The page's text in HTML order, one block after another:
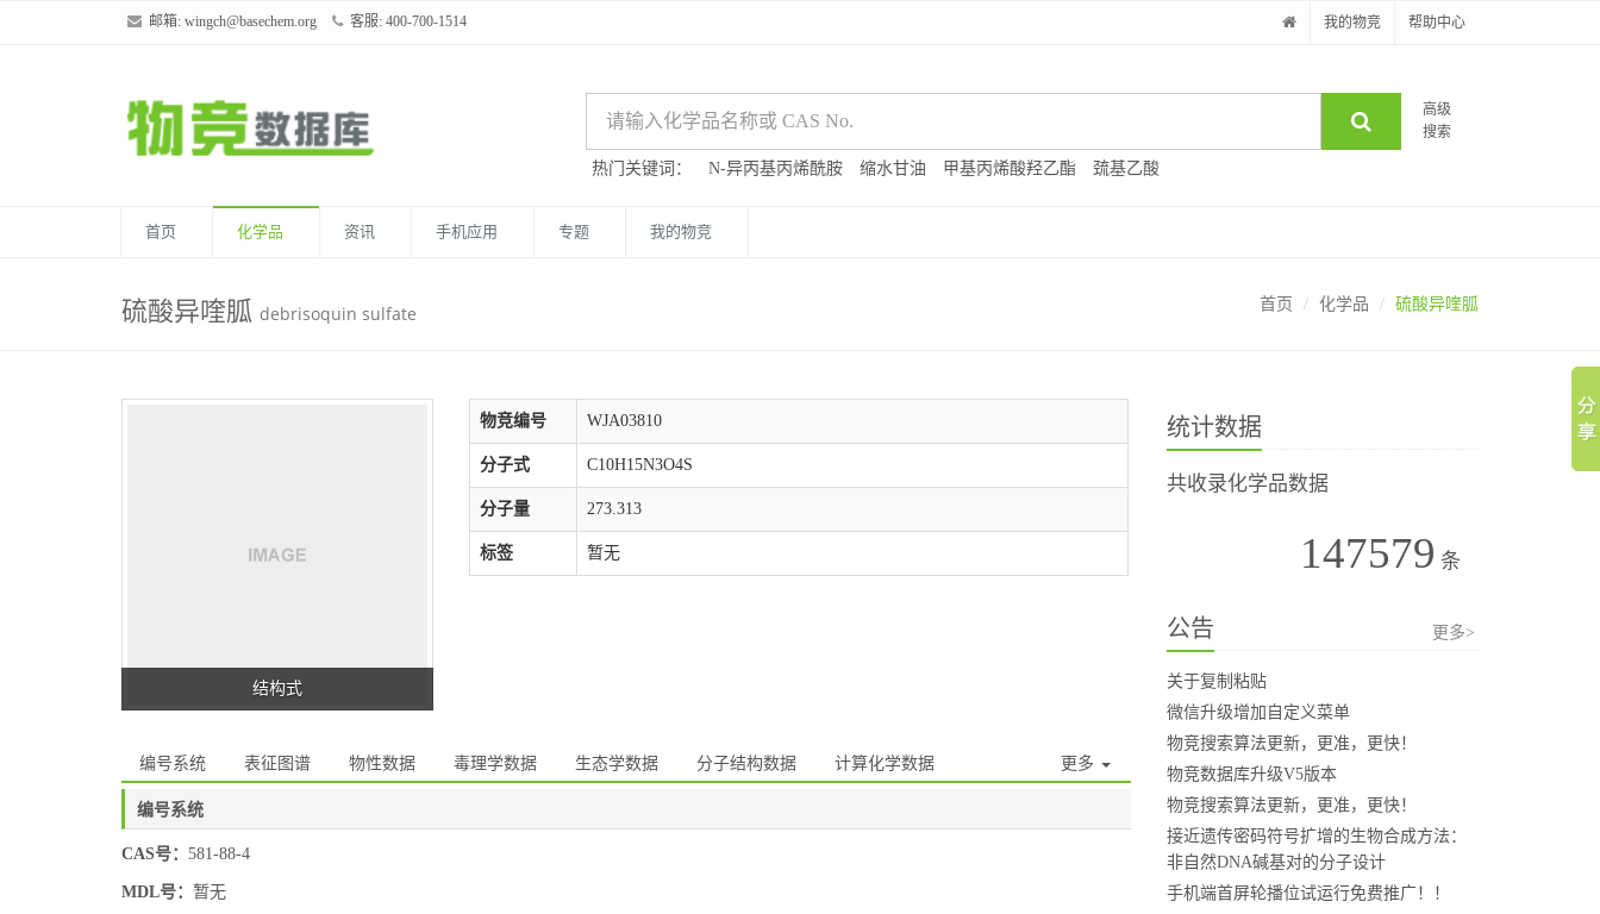
邮箱: wingch@basechem.org 客服: 400-700-1514 我的物竞 帮助中心
高级
搜索
热门关键词： N-异丙基丙烯酰胺 缩水甘油 甲基丙烯酸羟乙酯 巯基乙酸
首页 化学品 资讯 手机应用 专题 我的物竞
硫酸异喹胍 debrisoquin sulfate 首页 化学品 硫酸异喹胍
结构式
物竞编号 WJA03810
分子式 C10H15N3O4S
分子量 273.313
标签 暂无
编号系统 表征图谱 物性数据 毒理学数据 生态学数据 分子结构数据 计算化学数据 更多
编号系统
CAS号： 581-88-4
MDL号： 暂无
统计数据
共收录化学品数据
147579 条
公告 更多>
关于复制粘贴
微信升级增加自定义菜单
物竞搜索算法更新，更准，更快！
物竞数据库升级V5版本
物竞搜索算法更新，更准，更快！
接近遗传密码符号扩增的生物合成方法：
非自然DNA碱基对的分子设计
手机端首屏轮播位试运行免费推广！！